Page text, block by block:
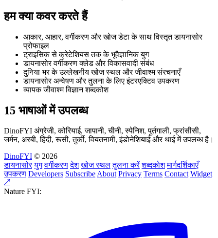
हम क्या कवर करते हैं
आकार, आहार, वर्गीकरण और खोज डेटा के साथ विस्तृत डायनासोर
प्रोफाइल
ट्राइसिक से क्रेटेशियस तक के भूवैज्ञानिक युग
डायनासोर वर्गीकरण क्लेड और विकासवादी संबंध
दुनिया भर के उल्लेखनीय खोज स्थल और जीवाश्म संरचनाएँ
डायनासोर अन्वेषण और तुलना के लिए इंटरएक्टिव उपकरण
व्यापक जीवाश्म विज्ञान शब्दकोश
15 भाषाओं में उपलब्ध
DinoFYI अंग्रेजी, कोरियाई, जापानी, चीनी, स्पेनिश, पुर्तगाली, फ्रांसीसी,
जर्मन, अरबी, हिंदी, रूसी, तुर्की, वियतनामी, इंडोनेशियाई और थाई में उपलब्ध है।
DinoFYI © 2026
डायनासोर युग वर्गीकरण देश खोज स्थल तुलना करें शब्दकोश मार्गदर्शिकाएँ
उपकरण Developers SubscribeAbout Privacy Terms Contact Widget
↗
Nature FYI: